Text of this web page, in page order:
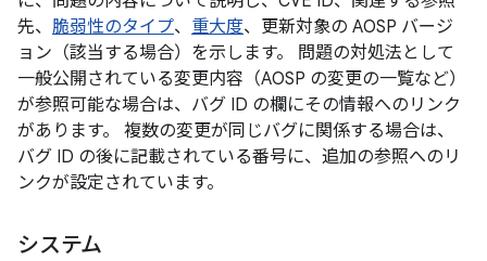
先、 脆弱性のタイプ、 重大度、更新対象の AOSP バージ
ョン（該当する場合）を示します。 問題の対処法として
一般公開されている変更内容（AOSP の変更の一覧など）
が参照可能な場合は、バグ ID の欄にその情報へのリンク
があります。 複数の変更が同じバグに関係する場合は、
バグ ID の後に記載されている番号に、追加の参照へのリ
ンクが設定されています。
システム